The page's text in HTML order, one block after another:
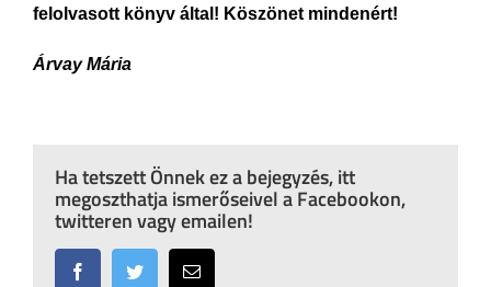
felolvasott könyv által! Köszönet mindenért!
Árvay Mária
Ha tetszett Önnek ez a bejegyzés, itt
megoszthatja ismerőseivel a Facebookon,
twitteren vagy emailen!
FacebookTwitter Email: